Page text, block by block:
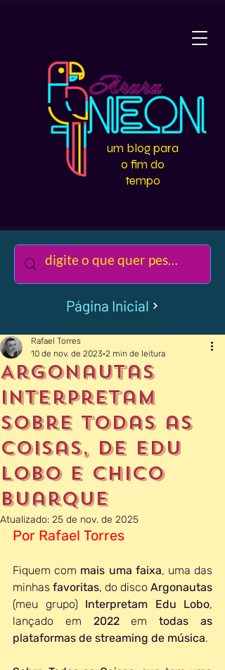
um blog para
o fim do
tempo
Página Inicial
Argonautas
Interpretam
Sobre Todas as
Coisas, de Edu
Lobo e Chico
Buarque
Rafael Torres
10 de nov. de 2023 2 min de leitura
Atualizado: 25 de nov. de 2025
Por Rafael Torres
Fiquem com mais uma faixa, uma das
minhas favoritas, do disco
(meu grupo) Interpretam Edu Lobo,
lançado em 2022 em todas as
plataformas de streaming de música.